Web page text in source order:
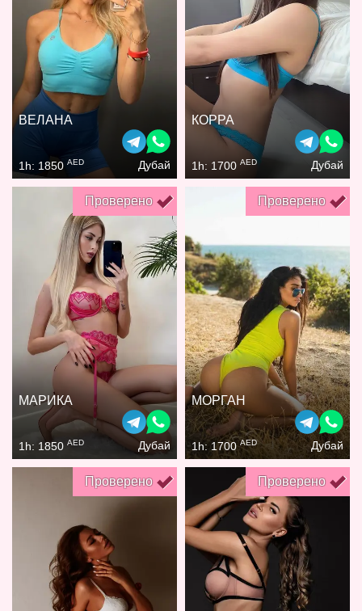
ВЕЛАНА
1h: 1850 AED Дубай
КОРРА
1h: 1700 AED Дубай
Проверено
МАРИКА
1h: 1850 AED Дубай
Проверено
МОРГАН
1h: 1700AED Дубай
Проверено Проверено